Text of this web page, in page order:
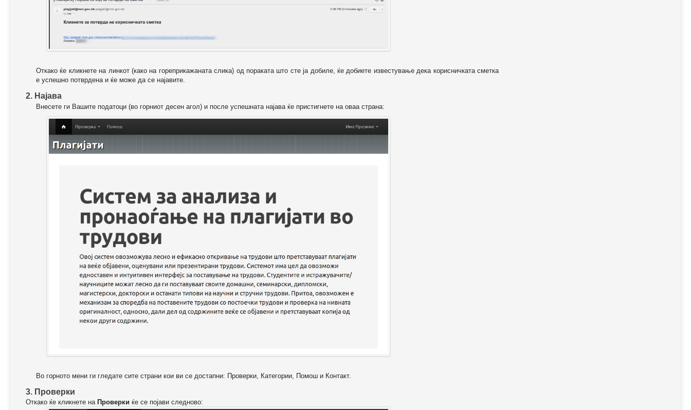
Откако ќе кликнете на линкот (како на гореприкажаната слика) од пораката што сте ја добиле, ќе добиете известување дека корисничката сметка
е успешно потврдена и ќе може да се најавите.
2. Најава
Внесете ги Вашите податоци (во горниот десен агол) и после успешната најава ќе пристигнете на оваа страна:
Во горното мени ги гледате сите страни кои ви се достапни: Проверки, Категории, Помош и Контакт.
3. Проверки
Откако ќе кликнете на Проверки ќе се појави следново: